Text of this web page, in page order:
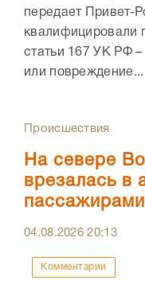
передает Привет-
квалифицировали
статьи 167 УК РФ
или повреждение...
Происшествия
На севере
врезалась в
пассажирами
04.08.202620:13
Комментарии